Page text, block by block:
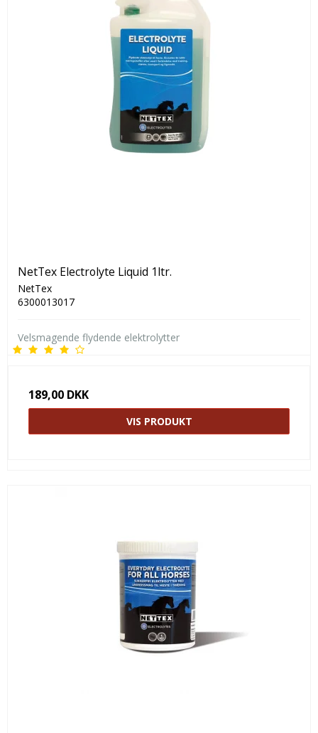
NetTex Electrolyte Liquid 1ltr.
NetTex
6300013017
Velsmagende flydende elektrolytter
189,00 DKK
VIS PRODUKT